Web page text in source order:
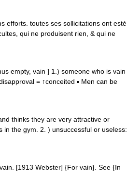
efforts. toutes ses sollicitations ont esté
qui ne produisent rien, & qui ne
empty, vain ] 1.) someone who is vain
= ↑conceited ▪ Men can be
thinks they are very attractive or
in the gym. 2. ) unsuccessful or useless:
[1913 Webster] {For vain}. See {In